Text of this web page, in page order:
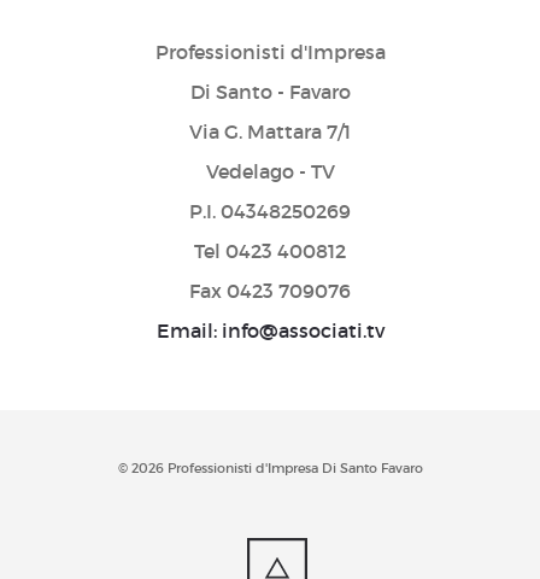
Professionisti d'Impresa
Di Santo - Favaro
Via G. Mattara 7/1
Vedelago - TV
P.I. 04348250269
Tel 0423 400812
Fax 0423 709076
Email: info@associati.tv
© 2026 Professionisti d'Impresa Di Santo Favaro